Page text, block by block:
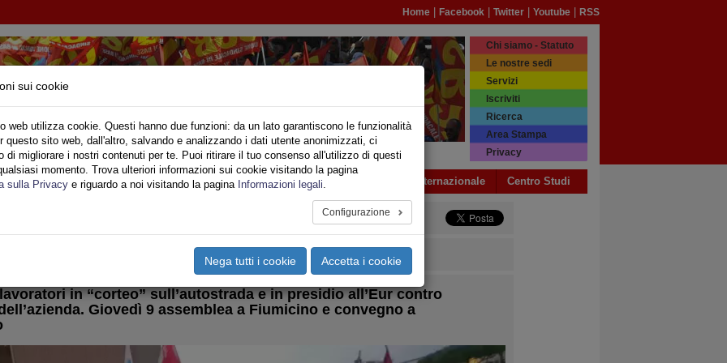
Home Facebook Twitter Youtube RSS
Chi siamo - Statuto
Le nostre sedi
Servizi
Iscriviti
Ricerca
Area Stampa
Privacy
Privato Territori Sociale Speciali Multimedia Internazionale Centro Studi
in “corteo” sull’autostrada e in presidio all’Eur contro
Giovedì 9 assemblea a Fiumicino e convegno a
sui cookie
web utilizza cookie. Questi hanno due funzioni: da un lato garantiscono le funzionalità
questo sito web, dall'altro, salvando e analizzando i dati utente anonimizzati, ci
di migliorare i nostri contenuti per te. Puoi ritirare il tuo consenso all'utilizzo di questi
momento. Trova ulteriori informazioni sui cookie visitando la pagina
sulla Privacy e riguardo a noi visitando la pagina Informazioni legali.
Configurazione
Nega tutti i cookie Accetta i cookie